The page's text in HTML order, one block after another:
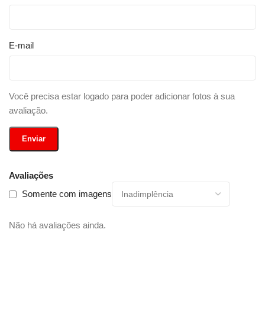
Avaliações
Somente com imagens
Não há avaliações ainda.
E-mail
Você precisa estar logado para poder adicionar fotos à sua
avaliação.